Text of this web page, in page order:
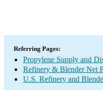
Referring Pages:
Propylene Supply and
Refinery & Blender Net
U.S. Refinery and